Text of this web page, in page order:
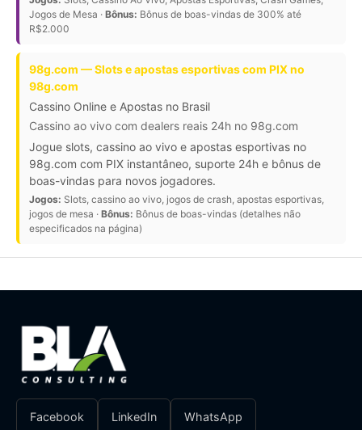
Jogos de Mesa · Bônus: Bônus de boas-vindas de 300% até
R$2.000
98g.com — Slots e apostas esportivas com PIX no
98g.com
Cassino Online e Apostas no Brasil
Cassino ao vivo com dealers reais 24h no 98g.com
Jogue slots, cassino ao vivo e apostas esportivas no
98g.com com PIX instantâneo, suporte 24h e bônus de
boas-vindas para novos jogadores.
Jogos: Slots, cassino ao vivo, jogos de crash, apostas esportivas,
jogos de mesa · Bônus: Bônus de boas-vindas (detalhes não
especificados na página)
Facebook LinkedIn WhatsApp